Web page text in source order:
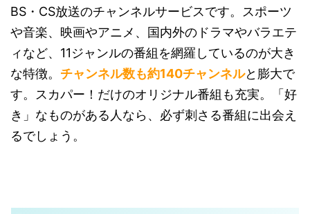
BS・CS放送のチャンネルサービスです。スポーツ
や音楽、映画やアニメ、国内外のドラマやバラエテ
ィなど、11ジャンルの番組を網羅しているのが大き
な特徴。 チャンネル数も約140チャンネルと膨大で
す。スカパー！だけのオリジナル番組も充実。「好
き」なものがある人なら、必ず刺さる番組に出会え
るでしょう。